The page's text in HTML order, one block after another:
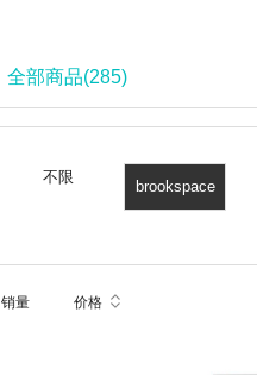
全部商品(285)
不限
brookspace
销量 价格